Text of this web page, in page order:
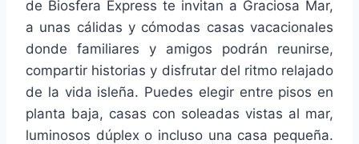
de Biosfera Express te invitan a Graciosa Mar,
a unas cálidas y cómodas casas vacacionales
donde familiares y amigos podrán reunirse,
compartir historias y disfrutar del ritmo relajado
de la vida isleña. Puedes elegir entre pisos en
planta baja, casas con soleadas vistas al mar,
luminosos dúplex o incluso una casa pequeña.